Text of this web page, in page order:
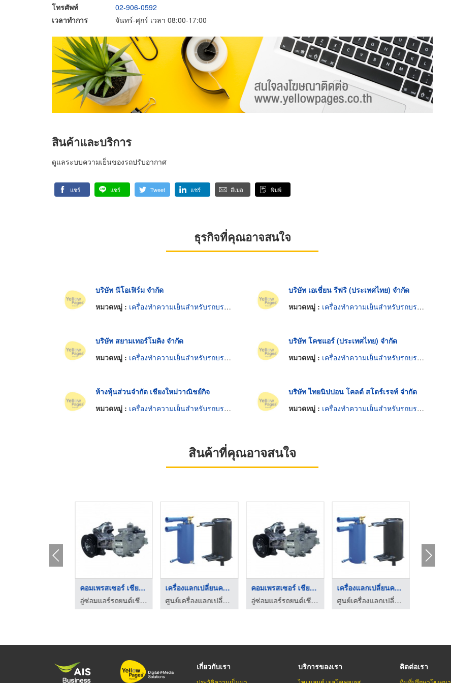
โทรศัพท์
02-906-0592
เวลาทำการ
จันทร์-ศุกร์ เวลา 08:00-17:00
สินค้าและบริการ
ดูแลระบบความเย็นของรถปรับอากาศ
แชร์ แชร์ Tweet แชร์ อีเมล พิมพ์
ธุรกิจที่คุณอาจสนใจ
บริษัท นีโอเฟิร์ม จำกัด
หมวดหมู่ : เครื่องทำความเย็นสำหรับรถบรรทุก
บริษัท เอเชี่ยน รีฟริ (ประเทศไทย) จำกัด
หมวดหมู่ : เครื่องทำความเย็นสำหรับรถบรรทุก
บริษัท สยามเทอร์โมคิง จำกัด
หมวดหมู่ : เครื่องทำความเย็นสำหรับรถบรรทุก
บริษัท โคชแอร์ (ประเทศไทย) จำกัด
หมวดหมู่ : เครื่องทำความเย็นสำหรับรถบรรทุก
ห้างหุ้นส่วนจำกัด เชียงใหม่วาณิชย์กิจ
หมวดหมู่ : เครื่องทำความเย็นสำหรับรถบรรทุก
บริษัท ไทยนิปปอน โคลด์ สโตร์เรจท์ จำกัด
หมวดหมู่ : เครื่องทำความเย็นสำหรับรถบรรทุก
สินค้าที่คุณอาจสนใจ
คอมเพรสเซอร์ เชียงให ...
อู่ซ่อมแอร์รถยนต์เชียงใหม่ - อุดมธนะแอร์
เครื่องแลกเปลี่ยนควา ...
ศูนย์เครื่องแลกเปลี่ยนความร้อนอุตสาหกรรม
คอมเพรสเซอร์ เชียงให ...
อู่ซ่อมแอร์รถยนต์เชียงใหม่ - อุดมธนะแอร์
เครื่องแลกเปลี่ยนควา ...
ศูนย์เครื่องแลกเปลี่ยนความร้อนอุตสาหกรรม
เกี่ยวกับเรา บริการของเรา ติดต่อเรา